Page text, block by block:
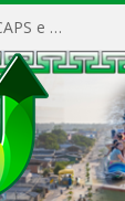
Prefeito Vivaldo Mendes e vice-prefeito Quito inauguram o CAPS e fortalecem a saúde pública em Anajás.